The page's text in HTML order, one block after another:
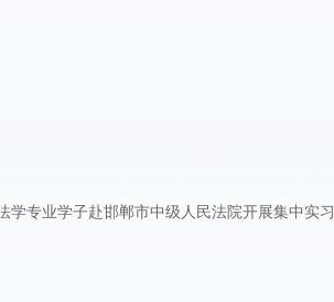
学专业学子赴邯郸市中级人民法院开展集中实习